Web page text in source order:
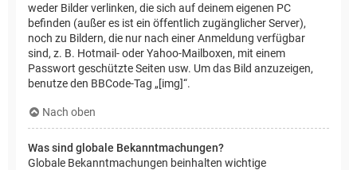
weder Bilder verlinken, die sich auf deinem eigenen PC
befinden (außer es ist ein öffentlich zugänglicher Server),
noch zu Bildern, die nur nach einer Anmeldung verfügbar
sind, z. B. Hotmail- oder Yahoo-Mailboxen, mit einem
Passwort geschützte Seiten usw. Um das Bild anzuzeigen,
benutze den BBCode-Tag „[img]“.
Nach oben
Was sind globale Bekanntmachungen?
Globale Bekanntmachungen beinhalten wichtige